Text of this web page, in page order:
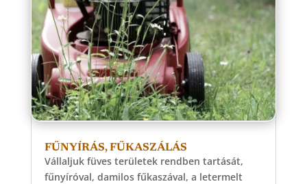
FŰNYÍRÁS, FŰKASZÁLÁS
Vállaljuk füves területek rendben tartását,
fűnyíróval, damilos fűkaszával, a letermelt